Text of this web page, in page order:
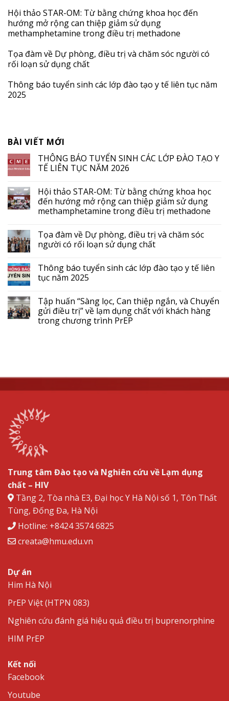
Hội thảo STAR-OM: Từ bằng chứng khoa học đến
hướng mở rộng can thiệp giảm sử dụng
methamphetamine trong điều trị methadone
Tọa đàm về Dự phòng, điều trị và chăm sóc người có
rối loạn sử dụng chất
Thông báo tuyển sinh các lớp đào tạo y tế liên tục năm
2025
BÀI VIẾT MỚI
THÔNG BÁO TUYỂN SINH CÁC LỚP ĐÀO TẠO Y
TẾ LIÊN TỤC NĂM 2026
Hội thảo STAR-OM: Từ bằng chứng khoa học
đến hướng mở rộng can thiệp giảm sử dụng
methamphetamine trong điều trị methadone
Tọa đàm về Dự phòng, điều trị và chăm sóc
người có rối loạn sử dụng chất
Thông báo tuyển sinh các lớp đào tạo y tế liên
tục năm 2025
Tập huấn “Sàng lọc, Can thiệp ngắn, và Chuyển
gửi điều trị” về lạm dụng chất với khách hàng
trong chương trình PrEP
Trung tâm Đào tạo và Nghiên cứu về Lạm dụng
chất – HIV
Tầng 2, Tòa nhà E3, Đại học Y Hà Nội số 1, Tôn Thất
Tùng, Đống Đa, Hà Nội
Hotline: +8424 3574 6825
creata@hmu.edu.vn
Dự án
Him Hà Nội
PrEP Việt (HTPN 083)
Nghiên cứu đánh giá hiệu quả điều trị buprenorphine
HIM PrEP
Kết nối
Facebook
Youtube